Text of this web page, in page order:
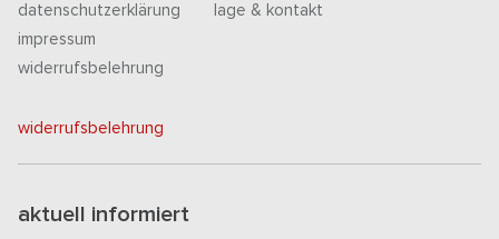
datenschutzerklärung
impressum
widerrufsbelehrung
lage & kontakt
widerrufsbelehrung
aktuell informiert